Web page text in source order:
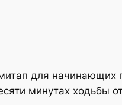
для начинающих
минутах ходьбы